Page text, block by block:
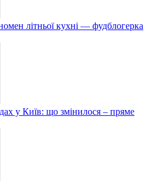
літньої кухні — фудблогерка
у Київ: що змінилося – пряме